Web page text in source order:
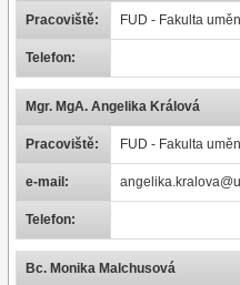
Pracoviště: FUD - Fakulta
Telefon:
Mgr. MgA. Angelika Králová
Pracoviště: FUD - Fakulta
e-mail:
Telefon:
Bc. Monika Malchusová